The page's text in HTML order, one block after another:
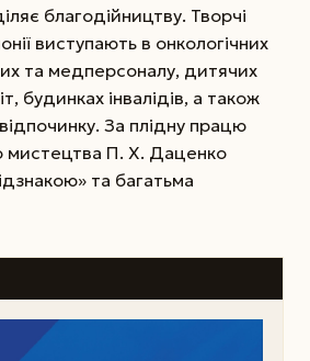
благодійництву. Творчі
виступають в онкологічних
та медперсоналу, дитячих
будинках інвалідів, а також
За плідну працю
мистецтва П. Х. Даценко
та багатьма